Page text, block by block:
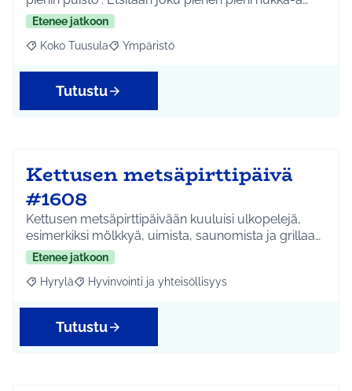
Etenee jatkoon
Rajaa tulokset aihepiirin mukaan: Koko Tuusula
Koko Tuusula Rajaa tulokset teeman mukaan: Ympäristö
Ympäristö
Tutustu
Kettusen metsäpirttipäivä
#1608
Kettusen metsäpirttipäivään kuuluisi ulkopelejä,
esimerkiksi mölkkyä, uimista, saunomista ja grillaa…
Etenee jatkoon
Rajaa tulokset aihepiirin mukaan: Hyrylä
Hyrylä Rajaa tulokset teeman mukaan: Hyvinvointi ja
Hyvinvointi ja yhteisöllisyys
Tutustu